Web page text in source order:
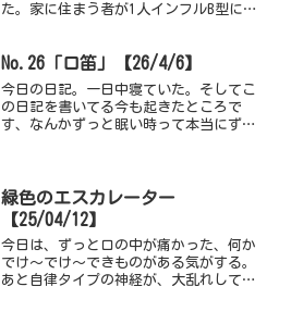
た。家に住まう者が1人インフルB型に罹
はしない(全然しんどいんだけど)ので普
No.26「口笛」【26/4/6】
今日の日記。一日中寝ていた。そしてこ
の日記を書いてる今も起きたところで
す、なんかずっと眠い時って本当にずっ
してる、これってなん...
緑色のエスカレーター
【25/04/12】
今日は、ずっと口の中が痛かった、何か
でけ～でけ～できものがある気がする。
あと自律タイプの神経が、大乱れしてい